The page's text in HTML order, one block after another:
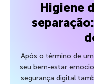
Higiene
Após o término de
seu bem-estar
segurança digital